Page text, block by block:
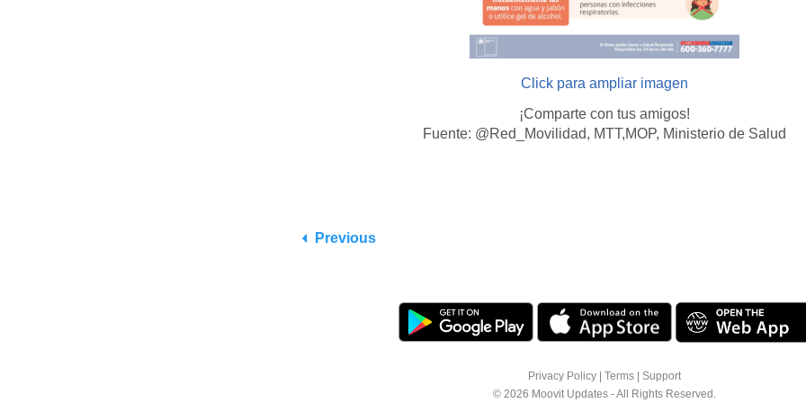
Click para ampliar imagen
¡Comparte con tus amigos!
Fuente: @Red_Movilidad, MTT,MOP, Ministerio de Salud
Previous
Privacy Policy | Terms | Support
© 2026 Moovit Updates - All Rights Reserved.